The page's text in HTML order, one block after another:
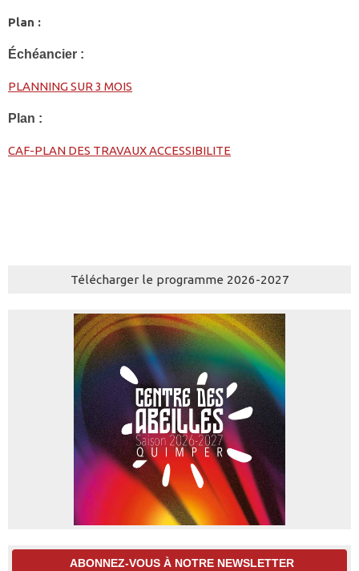
Plan :
Échéancier :
PLANNING SUR 3 MOIS
Plan :
CAF-PLAN DES TRAVAUX ACCESSIBILITE
Télécharger le programme 2026-2027
ABONNEZ-VOUS À NOTRE NEWSLETTER